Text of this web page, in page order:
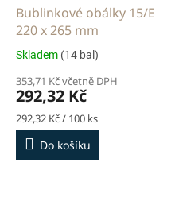
Bublinkové obálky 15/E
220 x 265 mm
Skladem (14 bal)
353,71 Kč včetně DPH
292,32 Kč
Měrná
cena:
292,32 Kč / 100 ks
Do košíku